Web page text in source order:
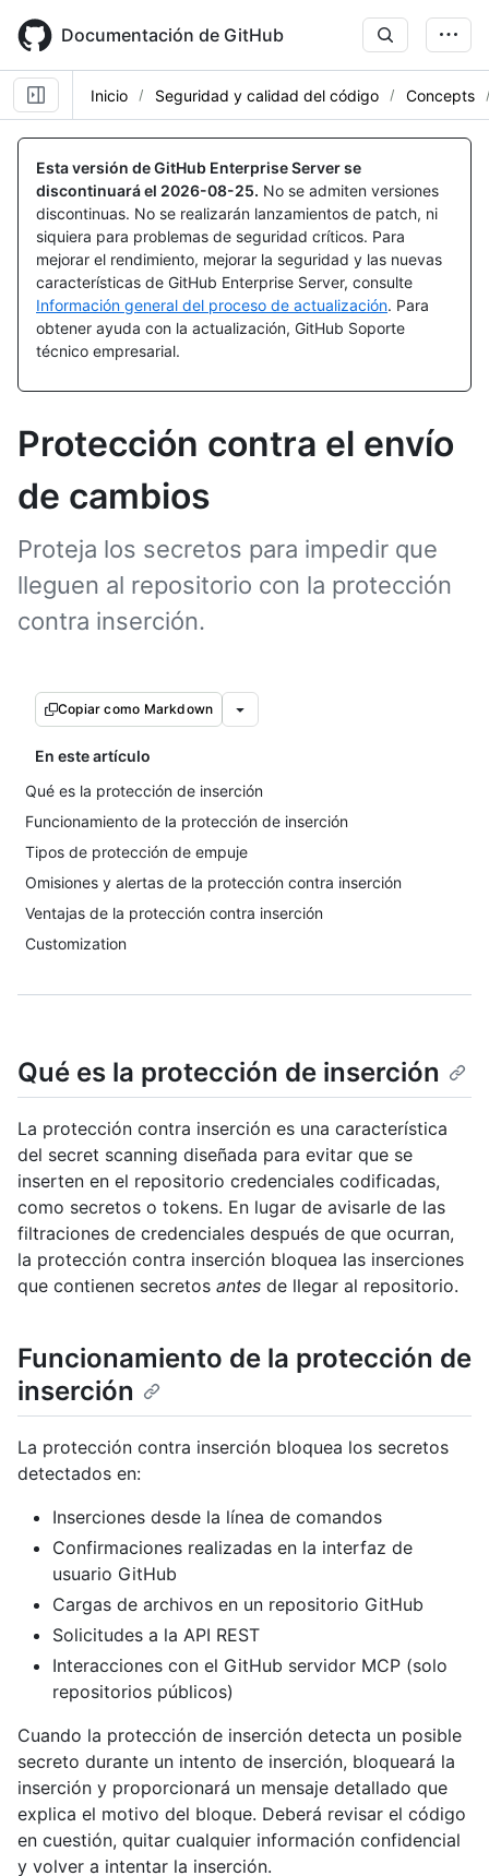
main
content
Documentación de GitHub
Inicio Seguridad y calidad del código Concepts
Esta versión de GitHub Enterprise Server se
discontinuará el 2026-08-25. No se admiten versiones
discontinuas. No se realizarán lanzamientos de patch, ni
siquiera para problemas de seguridad críticos. Para
mejorar el rendimiento, mejorar la seguridad y las nuevas
características de GitHub Enterprise Server, consulte
Información general del proceso de actualización. Para
obtener ayuda con la actualización, GitHub Soporte
técnico empresarial.
Protección contra el envío
de cambios
Proteja los secretos para impedir que
lleguen al repositorio con la protección
contra inserción.
Copiar como Markdown
En este artículo
Qué es la protección de inserción
Funcionamiento de la protección de inserción
Tipos de protección de empuje
Omisiones y alertas de la protección contra inserción
Ventajas de la protección contra inserción
Customization
Qué es la protección de inserción
La protección contra inserción es una característica
del secret scanning diseñada para evitar que se
inserten en el repositorio credenciales codificadas,
como secretos o tokens. En lugar de avisarle de las
filtraciones de credenciales después de que ocurran,
la protección contra inserción bloquea las inserciones
que contienen secretos antes de llegar al repositorio.
Funcionamiento de la protección de
inserción
La protección contra inserción bloquea los secretos
detectados en:
Inserciones desde la línea de comandos
Confirmaciones realizadas en la interfaz de
usuario GitHub
Cargas de archivos en un repositorio GitHub
Solicitudes a la API REST
Interacciones con el GitHub servidor MCP (solo
repositorios públicos)
Cuando la protección de inserción detecta un posible
secreto durante un intento de inserción, bloqueará la
inserción y proporcionará un mensaje detallado que
explica el motivo del bloque. Deberá revisar el código
en cuestión, quitar cualquier información confidencial
y volver a intentar la inserción.